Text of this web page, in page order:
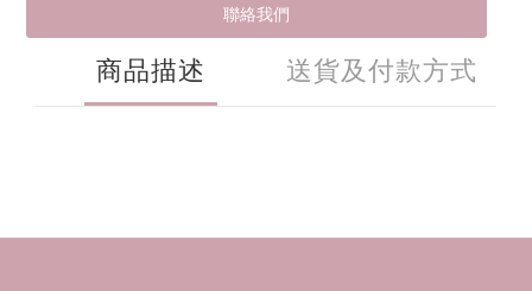
聯絡我們
商品描述 送貨及付款方式